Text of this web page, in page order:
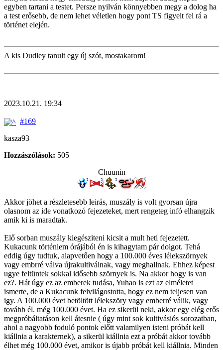
egyben tartani a testet. Persze nyilván könnyebben megy a dolog ha
a test erősebb, de nem lehet véletlen hogy pont TS figyelt fel rá a
történet elején.
A kis Dudley tanult egy új szót, mostakarom!
2023.10.21. 19:34
#169
kasza93
Hozzászólások: 505
Chuunin
Akkor jöhet a részletesebb leirás, muszály is volt gyorsan újra
olasnom az ide vonatkozó fejezeteket, mert rengeteg infó elhangzik
amik ki is maradtak.
Elő sorban muszály kiegésziteni kicsit a mult heti fejezetett.
Kukacunk történlem órájából én is kihagytam pár dolgot. Tehá
eddig úgy tudtuk, alapvetően hogy a 100.000 éves lélekszörnyek
vagy embrré válva újrakultiválnak, vagy meghallnak. Ehhez képest
ugye feltüntek sokkal idősebb szörnyek is. Na akkor hogy is van
ez?. Hát úgy ez az emberek tudása, Yuhao is ezt az elméletet
ismerte, de a Kukacunk felvilágostotta, hogy ez nem teljesen van
igy. A 100.000 évet betöltött lélekszöry vagy emberré válik, vagy
tovább él. még 100.000 évet. Ha ez sikerül neki, akkor egy elég erős
megpróbáltatáson kell átesnie ( úgy mint sok kultivásiós sorozatban,
ahol a nagyobb foduló pontok előtt valamilyen isteni próbát kell
kiállnia a karakternek), a sikerül kiállnia ezt a próbát akkor tovább
élhet még 100.000 évet, amikor is újabb próbát kell kiállnia. Minden